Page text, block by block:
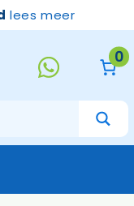
lees meer
0